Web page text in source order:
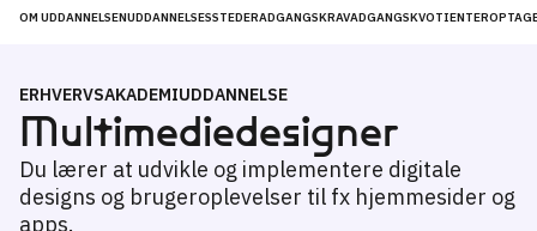
OM UDDANNELSENUDDANNELSESSTEDERADGANGSKRAVADGANGSKVOTIENTER
ERHVERVSAKADEMIUDDANNELSE
Multimedie­designer
Du lærer at udvikle og implementere digitale
designs og brugeroplevelser til fx hjemmesider og
apps.